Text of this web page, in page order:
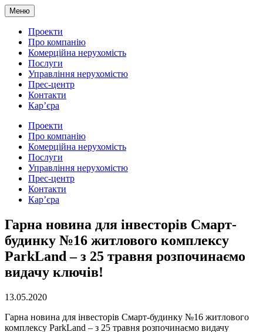
Меню
Проекти
Про компанію
Комерційна нерухомість
Послуги
Управління нерухомістю
Прес-центр
Контакти
Кар’єра
Проекти
Про компанію
Комерційна нерухомість
Послуги
Управління нерухомістю
Прес-центр
Контакти
Кар’єра
Гарна новина для інвесторів Смарт-
будинку №16 житлового комплексу
ParkLand – з 25 травня розпочинаємо
видачу ключів!
13.05.2020
Гарна новина для інвесторів Смарт-будинку №16 житлового
комплексу ParkLand – з 25 травня розпочинаємо видачу